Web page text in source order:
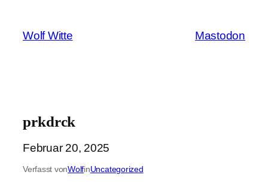
springen
Wolf Witte Mastodon
prkdrck
Februar 20, 2025
Verfasst vonWolfinUncategorized